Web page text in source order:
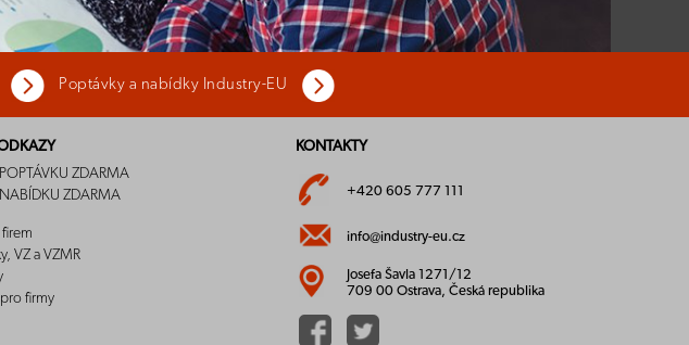
Poptávky a nabídky Industry-EU
ZDARMA
ZDARMA
VZ a VZMR
firmy
KONTAKTY
+420 605 777 111
info@industry-eu.cz
Josefa Šavla 1271/12
709 00 Ostrava, Česká republika